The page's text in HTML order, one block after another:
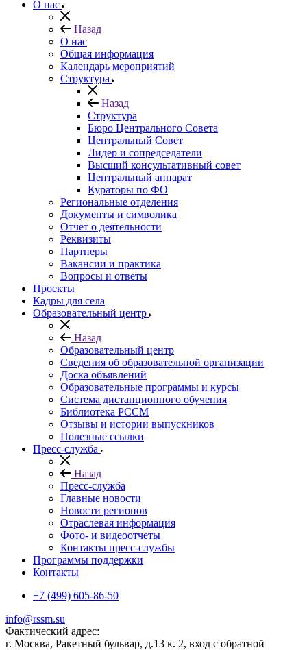
О нас
Назад
О нас
Общая информация
Календарь мероприятий
Структура
Назад
Структура
Бюро Центрального Совета
Центральный Совет
Лидер и сопредседатели
Высший консультативный совет
Центральный аппарат
Кураторы по ФО
Региональные отделения
Документы и символика
Отчет о деятельности
Реквизиты
Партнеры
Вакансии и практика
Вопросы и ответы
Проекты
Кадры для села
Образовательный центр
Назад
Образовательный центр
Сведения об образовательной организации
Доска объявлений
Образовательные программы и курсы
Система дистанционного обучения
Библиотека РССМ
Отзывы и истории выпускников
Полезные ссылки
Пресс-служба
Назад
Пресс-служба
Главные новости
Новости регионов
Отраслевая информация
Фото- и видеоотчеты
Контакты пресс-службы
Программы поддержки
Контакты
+7 (499) 605-86-50
info@rssm.su
Фактический адрес:
г. Москва, Ракетный бульвар, д.13 к. 2, вход с обратной